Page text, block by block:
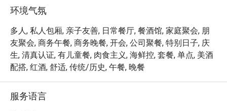
无论您是来享用一顿快晚餐，还是想度过一个悠闲的夜
晚，这里的独特魅力都将让您流连忘返：
*   “传奇级的 Steak Frites”：肉质鲜嫩多汁、煎得恰到好处
的牛排，搭配无限量续加、堆成小山般的金黄香脆薯条。
*   “纯正巴黎氛围”：远离城市喧嚣的一方私密雅致天地，
*   “卓越的餐酒搭配”：一份精心挑选的法国酒单，旨在升
华您品尝的每一口美味。
环境气氛
多人, 私人包厢, 亲子友善, 日常餐厅, 餐酒馆, 家庭聚会, 朋
友聚会, 商务午餐, 商务晚餐, 开会, 公司聚餐, 特别日子, 庆
生, 清真认证, 有儿童餐, 肉食主义, 海鲜控, 套餐, 单点, 美酒
配搭, 红酒, 舒适, 传统/历史, 午餐, 晚餐
服务语言